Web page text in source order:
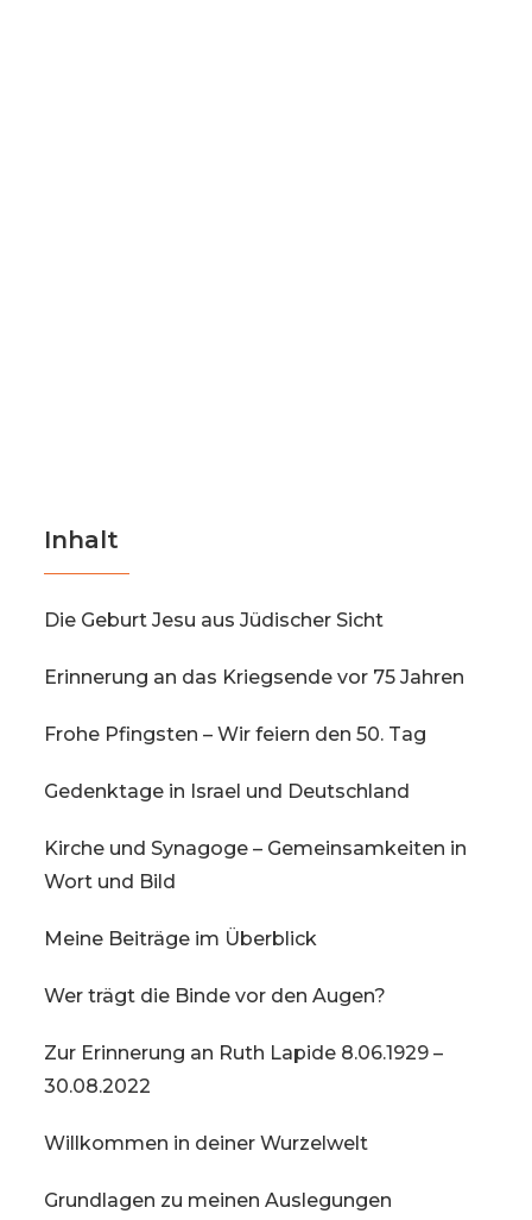
Inhalt
Die Geburt Jesu aus Jüdischer Sicht
Erinnerung an das Kriegsende vor 75 Jahren
Frohe Pfingsten – Wir feiern den 50. Tag
Gedenktage in Israel und Deutschland
Kirche und Synagoge – Gemeinsamkeiten in
Wort und Bild
Meine Beiträge im Überblick
Wer trägt die Binde vor den Augen?
Zur Erinnerung an Ruth Lapide 8.06.1929 –
30.08.2022
Willkommen in deiner Wurzelwelt
Grundlagen zu meinen Auslegungen